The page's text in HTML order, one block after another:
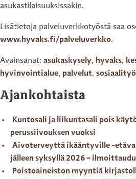
asukastilaisuuksissakin.
Lisätietoja palveluverkkotyöstä saa
www.hyvaks.fi/palveluverkko.
Avainsanat: asukaskysely, hyvaks,
hyvinvointialue, palvelut, sosiaalityö
Ajankohtaista
Kuntosali ja liikuntasali pois
perussiivouksen vuoksi
Aivoterveyttä ikääntyville -
jälleen syksyllä 2026 – ilmoittaudu
Poistoaineiston myyntiä